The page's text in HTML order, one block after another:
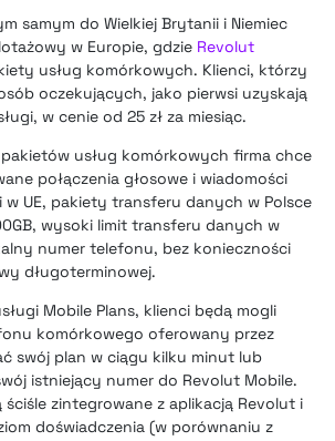
samym do Wielkiej Brytanii i Niemiec
w Europie, gdzie Revolut
usług komórkowych. Klienci, którzy
oczekujących, jako pierwsi uzyskają
w cenie od 25 zł za miesiąc.
usług komórkowych firma chce
połączenia głosowe i wiadomości
w UE, pakiety transferu danych w Polsce
wysoki limit transferu danych w
numer telefonu, bez konieczności
długoterminowej.
Mobile Plans, klienci będą mogli
komórkowego oferowany przez
swój plan w ciągu kilku minut lub
istniejący numer do Revolut Mobile.
ściśle zintegrowane z aplikacją Revolut i
doświadczenia (w porównaniu z